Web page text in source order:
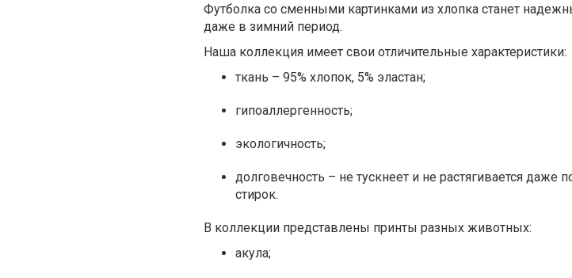
Футболка со сменными картинками из хлопка станет
даже в зимний период.
Наша коллекция имеет свои отличительные характеристики:
ткань – 95% хлопок, 5% эластан;
гипоаллергенность;
экологичность;
долговечность – не тускнеет и не растягивается даже
стирок.
В коллекции представлены принты разных животных:
акула;